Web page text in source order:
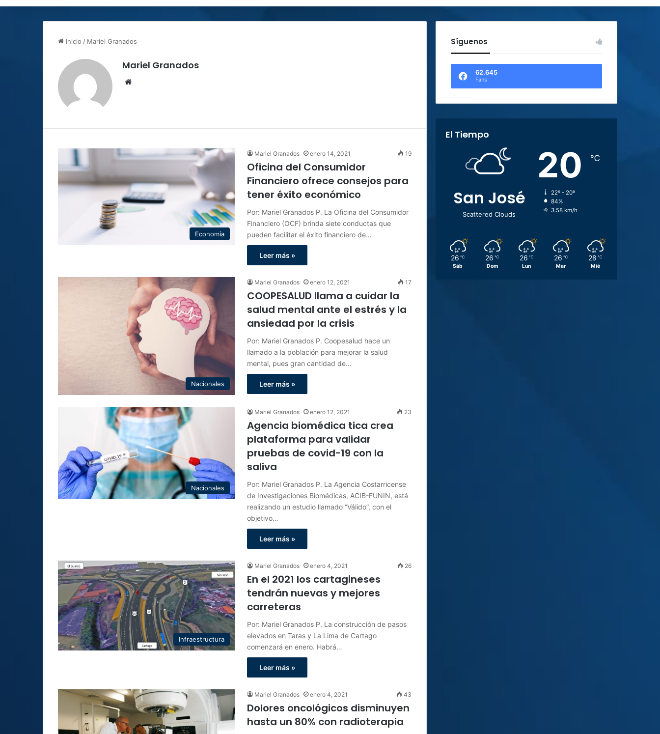
Inicio / Mariel Granados
Mariel Granados
Economía
Mariel Granados enero 14, 2021 19
Oficina del Consumidor
Financiero ofrece consejos para
tener éxito económico
Por: Mariel Granados P. La Oficina del Consumidor
Financiero (OCF) brinda siete conductas que
pueden facilitar el éxito financiero de…
Leer más »
Nacionales
Mariel Granados enero 12, 2021 17
COOPESALUD llama a cuidar la
salud mental ante el estrés y la
ansiedad por la crisis
Por: Mariel Granados P. Coopesalud hace un
llamado a la población para mejorar la salud
mental, pues gran cantidad de…
Leer más »
Nacionales
Mariel Granados enero 12, 2021 23
Agencia biomédica tica crea
plataforma para validar
pruebas de covid-19 con la
saliva
Por: Mariel Granados P. La Agencia Costarricense
de Investigaciones Biomédicas, ACIB-FUNIN, está
realizando un estudio llamado “Válido”, con el
objetivo…
Leer más »
Infraestructura
Mariel Granados enero 4, 2021 26
En el 2021 los cartagineses
tendrán nuevas y mejores
carreteras
Por: Mariel Granados P. La construcción de pasos
elevados en Taras y La Lima de Cartago
comenzará en enero. Habrá…
Leer más »
Mariel Granados enero 4, 2021 43
Dolores oncológicos disminuyen
hasta un 80% con radioterapia
Síguenos
62.645
Fans
El Tiempo
San José
Scattered Clouds
20 ℃
22º - 20º
84%
3.58 km/h
26 ℃
Sáb
26 ℃
Dom
26 ℃
Lun
26 ℃
Mar
28 ℃
Mié